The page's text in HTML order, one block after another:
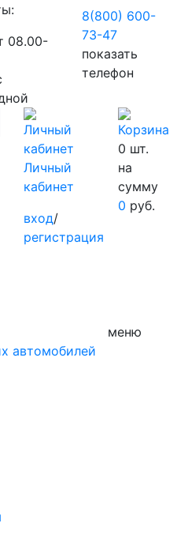
08.00-
8(800) 600-
73-47
показать
телефон
Личный
кабинет
вход/
регистрация
0 шт.
на
сумму
0 руб.
автомобилей
меню